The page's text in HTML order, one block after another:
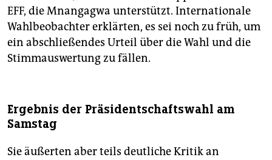
EFF, die Mnangagwa unterstützt. Internationale
Wahlbeobachter erklärten, es sei noch zu früh, um
ein abschließendes Urteil über die Wahl und die
Stimmauswertung zu fällen.
Ergebnis der Präsidentschaftswahl am
Samstag
Sie äußerten aber teils deutliche Kritik an